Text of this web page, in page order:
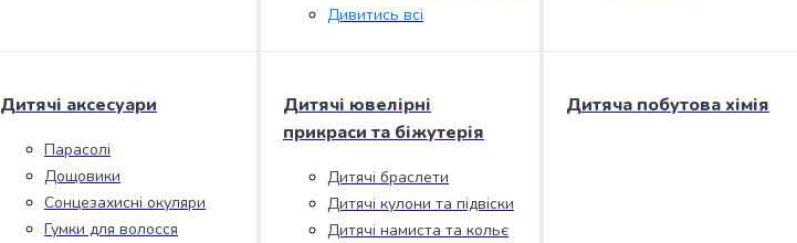
Дивитись всі
Дитячі аксесуари
Парасолі
Дощовики
Сонцезахисні окуляри
Гумки для волосся
Дитячі ювелірні
прикраси та біжутерія
Дитячі браслети
Дитячі кулони та підвіски
Дитячі намиста та кольє
Дитяча побутова хімія